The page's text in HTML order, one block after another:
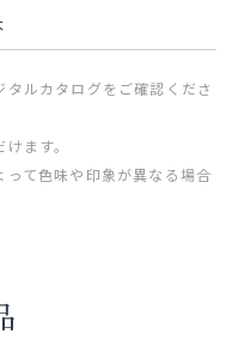
ルカタログをご確認くださ
ます。
て色味や印象が異なる場合